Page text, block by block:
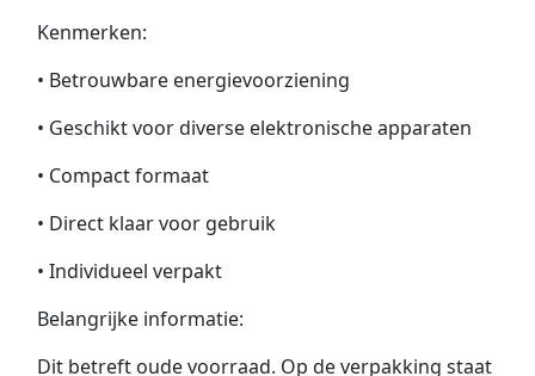
Kenmerken:
• Betrouwbare energievoorziening
• Geschikt voor diverse elektronische apparaten
• Compact formaat
• Direct klaar voor gebruik
• Individueel verpakt
Belangrijke informatie:
Dit betreft oude voorraad. Op de verpakking staat